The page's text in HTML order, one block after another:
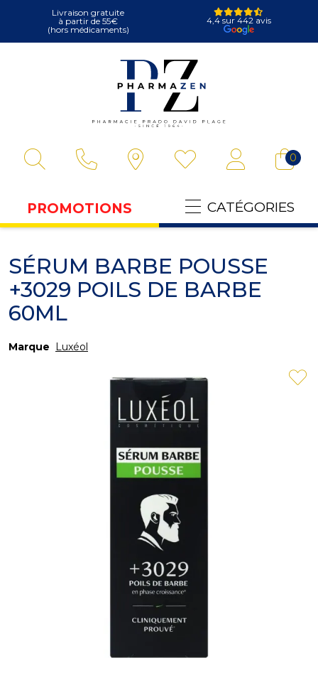
Livraison gratuite
à partir de 55€
(hors médicaments)
4,4 sur 442 avis
0
PROMOTIONS CATÉGORIES
SÉRUM BARBE POUSSE
+3029 POILS DE BARBE
60ML
Marque Luxéol